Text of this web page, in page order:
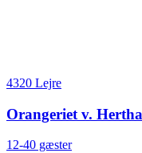
4320 Lejre
Orangeriet v.
12-40 gæster